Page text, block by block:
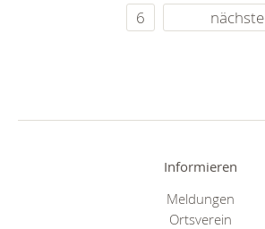
6
nächste
Informieren
Meldungen
Ortsverein